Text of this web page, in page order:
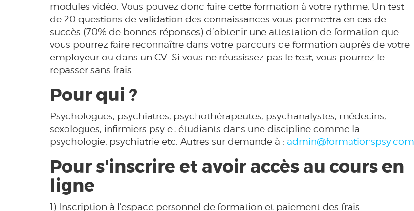
modules vidéo. Vous pouvez donc faire cette formation à votre rythme. Un test
de 20 questions de validation des connaissances vous permettra en cas de
succès (70% de bonnes réponses) d’obtenir une attestation de formation que
vous pourrez faire reconnaître dans votre parcours de formation auprès de votre
employeur ou dans un CV. Si vous ne réussissez pas le test, vous pourrez le
repasser sans frais.
Pour qui ?
Psychologues, psychiatres, psychothérapeutes, psychanalystes, médecins,
sexologues, infirmiers psy et étudiants dans une discipline comme la
psychologie, psychiatrie etc. Autres sur demande à : admin@formationspsy.com
Pour s'inscrire et avoir accès au cours en
ligne
1) Inscription à l'espace personnel de formation et paiement des frais